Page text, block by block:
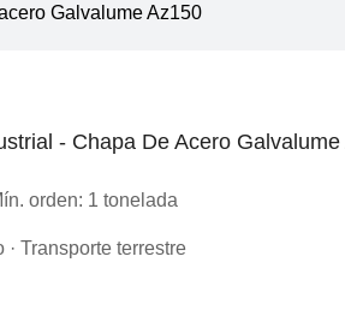
Galvalume Az150
- Chapa De Acero Galvalume
orden: 1 tonelada
Transporte terrestre